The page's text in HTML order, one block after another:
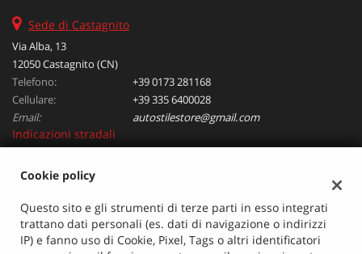
Sede di Castagnito
Via Alba, 13
12050 Castagnito (CN)
Telefono:
+39 0173 281168
Cellulare:
+39 335 6400028
Email:
autostilestore@gmail.com
Indicazioni stradali
Autostile Srl
Via Alba, 13, Castagnito (CN)
C.F/P.IVA:00931380042
Cookie policy
Questo sito e gli strumenti di terze parti in esso integrati
trattano dati personali (es. dati di navigazione o indirizzi
IP) e fanno uso di Cookie, Pixel, Tags o altri identificatori
Cookie per il miglioramento dell'esperienza utente
Cookie analitici
Cookie di marketing
Leggi
cookie
policy